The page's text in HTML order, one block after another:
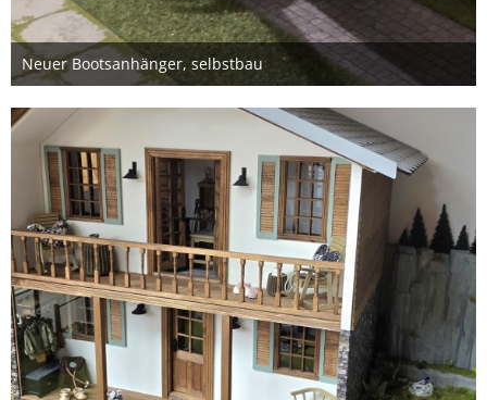
Neuer Bootsanhänger, selbstbau
4. Juni 2026
2